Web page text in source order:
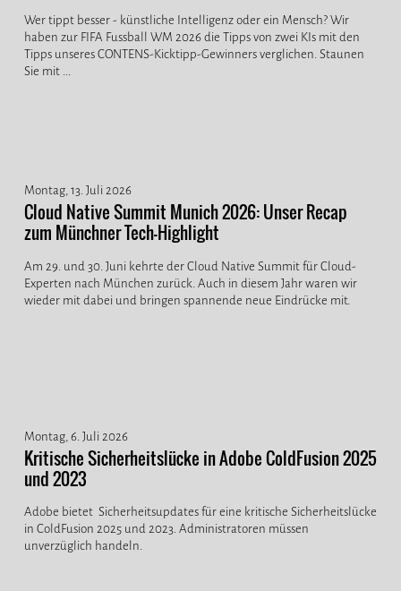
Wer tippt besser - künstliche Intelligenz oder ein Mensch? Wir
haben zur FIFA Fussball WM 2026 die Tipps von zwei KIs mit den
Tipps unseres CONTENS-Kicktipp-Gewinners verglichen. Staunen
Sie mit ...
Montag, 13. Juli 2026
Cloud Native Summit Munich 2026: Unser Recap
zum Münchner Tech-Highlight
Am 29. und 30. Juni kehrte der Cloud Native Summit für Cloud-
Experten nach München zurück. Auch in diesem Jahr waren wir
wieder mit dabei und bringen spannende neue Eindrücke mit.
Montag, 6. Juli 2026
Kritische Sicherheitslücke in Adobe ColdFusion 2025
und 2023
Adobe bietet Sicherheitsupdates für eine kritische Sicherheitslücke
in ColdFusion 2025 und 2023. Administratoren müssen
unverzüglich handeln.